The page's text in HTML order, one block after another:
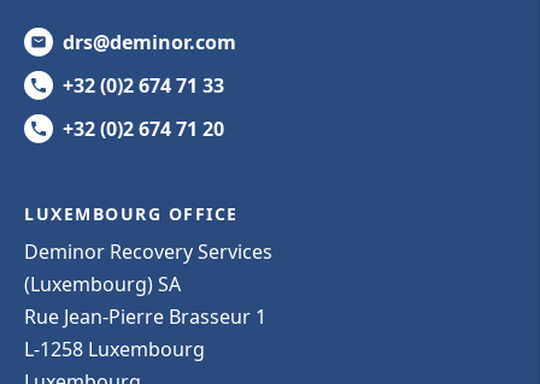
drs@deminor.com
+32 (0)2 674 71 33
+32 (0)2 674 71 20
LUXEMBOURG OFFICE
Deminor Recovery Services
(Luxembourg) SA
Rue Jean-Pierre Brasseur 1
L-1258 Luxembourg